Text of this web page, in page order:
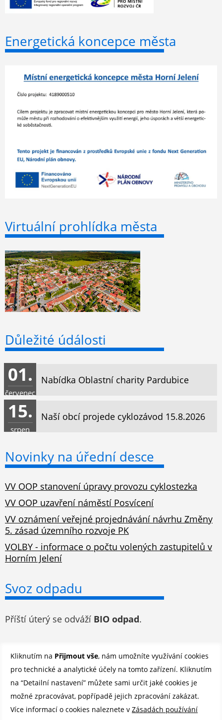
Energetická koncepce města
Virtuální prohlídka města
Důležité údálosti
Nabídka Oblastní charity Pardubice
01.
červenec
Naší obcí projede cyklozávod 15.8.2026
15.
srpen
Novinky na úřední desce
VV OOP stanovení úpravy provozu cyklostezka
VV OOP uzavření náměstí Posvícení
VV oznámení veřejné projednávání návrhu Změny
5. zásad územního rozvoje PK
VOLBY - informace o počtu volených zastupitelů v
Horním Jelení
Svoz odpadu
Příští úterý se odváží BIO odpad.
Odběr novinek e-mailem
Registrovat se můžete ZDE.
Město Horní Jelení 2026 |Mapa stránek|Povinně zveřejňované
Kliknutím na Přijmout vše, nám umožníte využívání cookies
pro technické a analytické účely na tomto zařízení. Kliknutím
na “Detailní nastavení” můžete sami určit jaké cookies je
možné zpracovávat, popřípadě jejich zpracování zakázat.
Více informací o cookies naleznete v Zásadách používání